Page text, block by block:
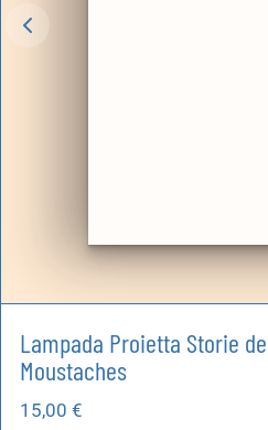
Lampada Proietta Storie
Moustaches
15,00 €